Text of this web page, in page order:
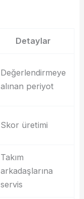
Detaylar
Değerlendirmeye
alınan periyot
Skor üretimi
Takım
arkadaşlarına
servis